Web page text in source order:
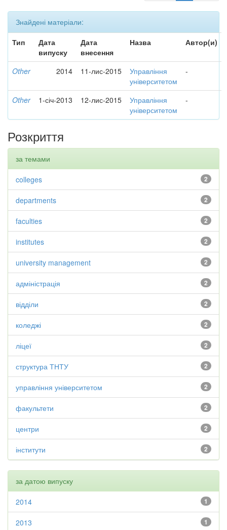
Знайдені матеріали:
Тип
Дата
випуску
Дата
внесення
Назва Автор(и)
Other 2014 11-лис-2015
Управління
університетом
-
Other 1-січ-2013 12-лис-2015
Управління
університетом
-
Розкриття
за темами
2
colleges
2
departments
2
faculties
2
institutes
2
university management
2
адміністрація
2
відділи
2
коледжі
2
ліцеї
2
структура ТНТУ
2
управління університетом
2
факультети
2
центри
2
інститути
за датою випуску
1
2014
1
2013